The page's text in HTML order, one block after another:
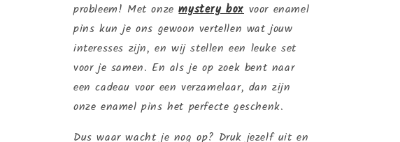
probleem! Met onzemystery box voor enamel
pins kun je ons gewoon vertellen wat jouw
interesses zijn, en wij stellen een leuke set
voor je samen. En als je op zoek bent naar
een cadeau voor een verzamelaar, dan zijn
onze enamel pins het perfecte geschenk.
Dus waar wacht je nog op? Druk jezelf uit en